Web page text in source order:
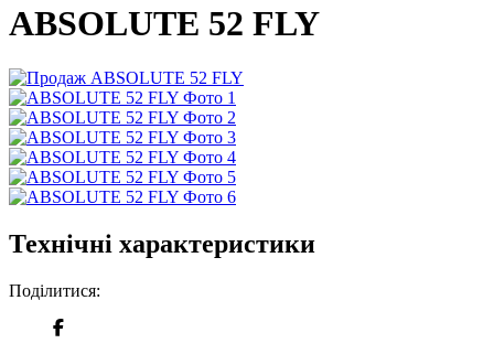
ABSOLUTE 52 FLY
Технічні характеристики
Поділитися: